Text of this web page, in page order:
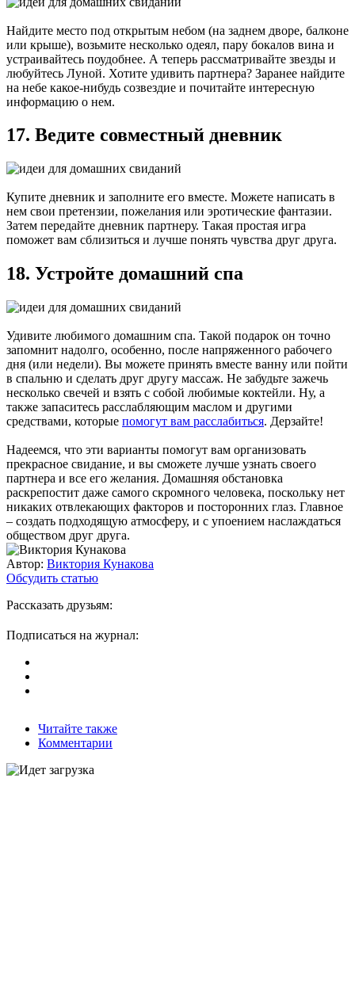
Найдите место под открытым небом (на заднем дворе, балконе
или крыше), возьмите несколько одеял, пару бокалов вина и
устраивайтесь поудобнее. А теперь рассматривайте звезды и
любуйтесь Луной. Хотите удивить партнера? Заранее найдите
на небе какое-нибудь созвездие и почитайте интересную
информацию о нем.
17. Ведите совместный дневник
Купите дневник и заполните его вместе. Можете написать в
нем свои претензии, пожелания или эротические фантазии.
Затем передайте дневник партнеру. Такая простая игра
поможет вам сблизиться и лучше понять чувства друг друга.
18. Устройте домашний спа
Удивите любимого домашним спа. Такой подарок он точно
запомнит надолго, особенно, после напряженного рабочего
дня (или недели). Вы можете принять вместе ванну или пойти
в спальню и сделать друг другу массаж. Не забудьте зажечь
несколько свечей и взять с собой любимые коктейли. Ну, а
также запаситесь расслабляющим маслом и другими
средствами, которые помогут вам расслабиться. Дерзайте!
Надеемся, что эти варианты помогут вам организовать
прекрасное свидание, и вы сможете лучше узнать своего
партнера и все его желания. Домашняя обстановка
раскрепостит даже самого скромного человека, поскольку нет
никаких отвлекающих факторов и посторонних глаз. Главное
– создать подходящую атмосферу, и с упоением наслаждаться
обществом друг друга.
Автор: Виктория Кунакова
Обсудить статью
Рассказать друзьям:
Подписаться на журнал:
Читайте также
Комментарии